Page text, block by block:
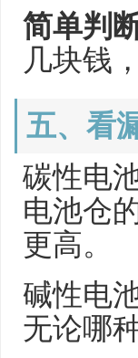
简单判
几块钱
五、看
碳性电
电池仓
更高。
碱性电
无论哪